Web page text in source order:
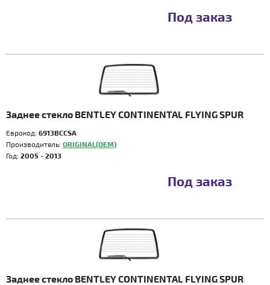
Под заказ
Заднее стекло BENTLEY CONTINENTAL FLYING SPUR
Еврокод: 6913BCCSA
Производитель: ORIGINAL(OEM)
Год: 2005 - 2013
Под заказ
Заднее стекло BENTLEY CONTINENTAL FLYING SPUR